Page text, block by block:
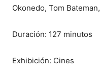
Okonedo, Tom
Duración: 127 minutos
Exhibición: Cines